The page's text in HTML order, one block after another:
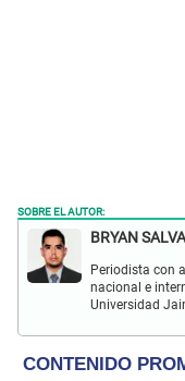
SOBRE EL AUTOR:
BRYAN
Periodista con
nacional e
Universidad
películas,